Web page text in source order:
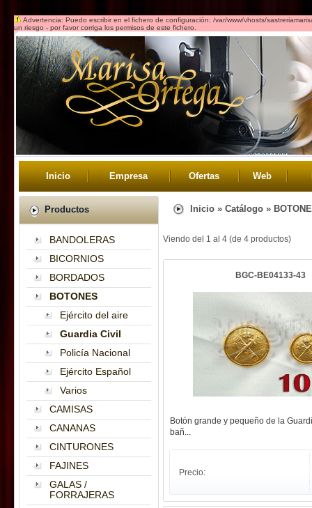
Advertencia: Puedo escribir en el fichero de configuración: /var/www/vhosts/
un riesgo - por favor corriga los permisos de este fichero.
Inicio Empresa Ofertas Web
Productos
BANDOLERAS
BICORNIOS
BORDADOS
BOTONES
Ejército del aire
Guardia Civil
Policía Nacional
Ejército Español
Varios
CAMISAS
CANANAS
CINTURONES
FAJINES
GALAS /
FORRAJERAS
Inicio » Catálogo »
Viendo del 1 al 4 (de 4 productos)
BGC-BE04133-43
Botón grande y pequeño de la
bañ...
Precio: